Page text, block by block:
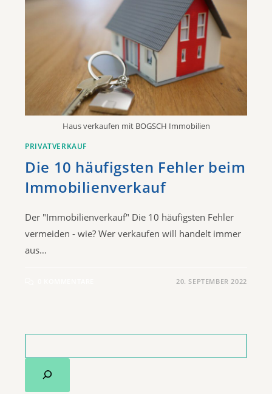
Haus verkaufen mit BOGSCH Immobilien
PRIVATVERKAUF
Die 10 häufigsten Fehler beim
Immobilienverkauf
Der "Immobilienverkauf" Die 10 häufigsten Fehler
vermeiden - wie? Wer verkaufen will handelt immer
aus…
20. SEPTEMBER 2022